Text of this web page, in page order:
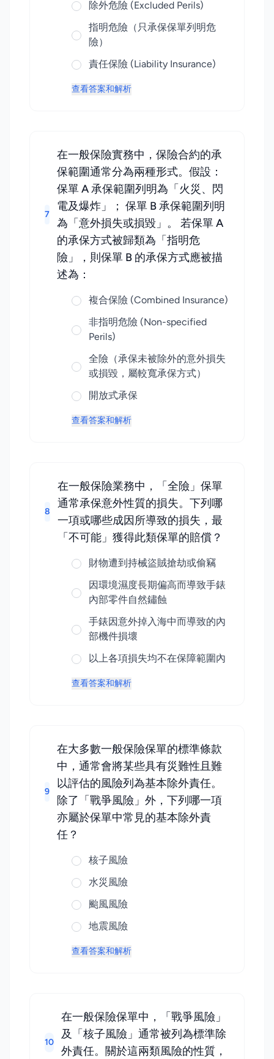
除外危險 (Excluded Perils)
指明危險（只承保保單列明危
險）
責任保險 (Liability Insurance)
查看答案和解析
7
在一般保險實務中，保險合約的承
保範圍通常分為兩種形式。假設：
保單 A 承保範圍列明為「火災、閃
電及爆炸」； 保單 B 承保範圍列明
為「意外損失或損毀」。 若保單 A
的承保方式被歸類為「指明危
險」，則保單 B 的承保方式應被描
述為：
複合保險 (Combined Insurance)
非指明危險 (Non-specified
Perils)
全險（承保未被除外的意外損失
或損毀，屬較寬承保方式）
開放式承保
查看答案和解析
8
在一般保險業務中，「全險」保單
通常承保意外性質的損失。下列哪
一項或哪些成因所導致的損失，最
「不可能」獲得此類保單的賠償？
財物遭到持械盜賊搶劫或偷竊
因環境濕度長期偏高而導致手錶
內部零件自然鏽蝕
手錶因意外掉入海中而導致的內
部機件損壞
以上各項損失均不在保障範圍內
查看答案和解析
9
在大多數一般保險保單的標準條款
中，通常會將某些具有災難性且難
以評估的風險列為基本除外責任。
除了「戰爭風險」外，下列哪一項
亦屬於保單中常見的基本除外責
任？
核子風險
水災風險
颱風風險
地震風險
查看答案和解析
10
在一般保險保單中，「戰爭風險」
及「核子風險」通常被列為標準除
外責任。關於這兩類風險的性質，